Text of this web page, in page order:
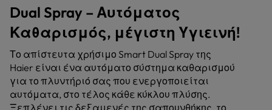
Dual Spray – Αυτόματος
Καθαρισμός, μέγιστη Υγιεινή!
Το απίστευτα χρήσιμο Smart Dual Spray της
Haier είναι ένα αυτόματο σύστημα καθαρισμού
για το πλυντήριό σας που ενεργοποιείται
αυτόματα, στο τέλος κάθε κύκλου πλύσης.
Ξεπλένει τις δεξαμενές της σαπουνθήκης, το